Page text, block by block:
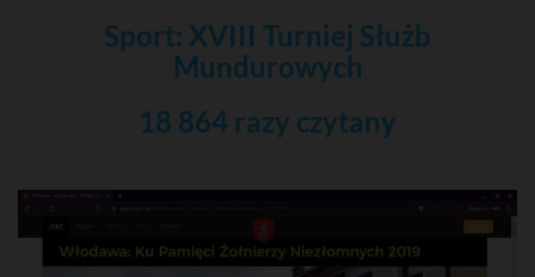
Sport: XVIII Turniej Służb
Mundurowych
18 864 razy czytany